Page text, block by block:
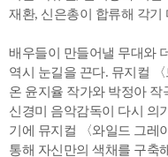
재환, 신은총이 합류해 각기
배우들이 만들어낼 무대와
역시 눈길을 끈다. 뮤지컬
온 윤지율 작가와 박정아
신경미 음악감독이 다시 의
기에 뮤지컬 〈와일드 그레
통해 자신만의 색채를 구축